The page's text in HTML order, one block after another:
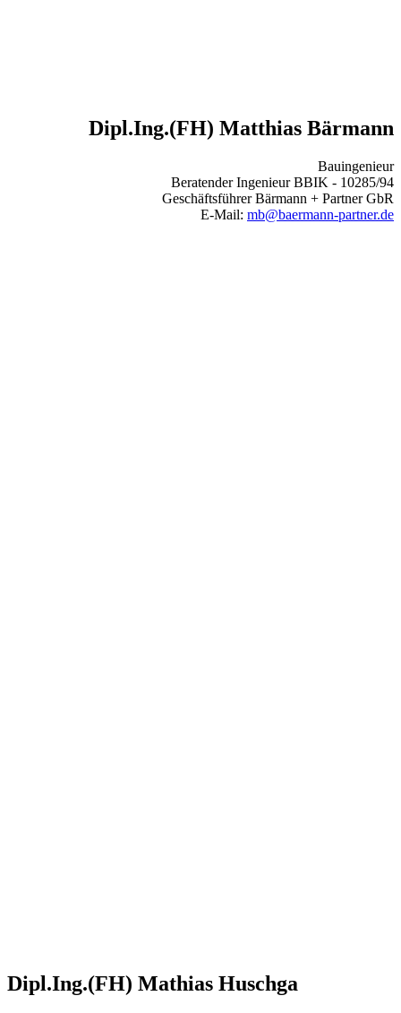
Dipl.Ing.(FH) Matthias Bärmann
Bauingenieur
Beratender Ingenieur BBIK - 10285/94
Geschäftsführer Bärmann + Partner GbR
E-Mail: mb@baermann-partner.de
Dipl.Ing.(FH) Mathias Huschga